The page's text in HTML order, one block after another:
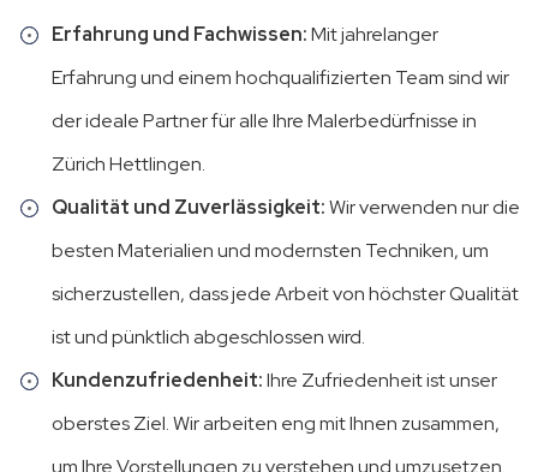
Erfahrung und Fachwissen:Mit jahrelanger
Erfahrung und einem hochqualifizierten Team sind wir
der ideale Partner für alle Ihre Malerbedürfnisse in
Zürich Hettlingen.
Qualität und Zuverlässigkeit:Wir verwenden nur die
besten Materialien und modernsten Techniken, um
sicherzustellen, dass jede Arbeit von höchster Qualität
ist und pünktlich abgeschlossen wird.
Kundenzufriedenheit:Ihre Zufriedenheit ist unser
oberstes Ziel. Wir arbeiten eng mit Ihnen zusammen,